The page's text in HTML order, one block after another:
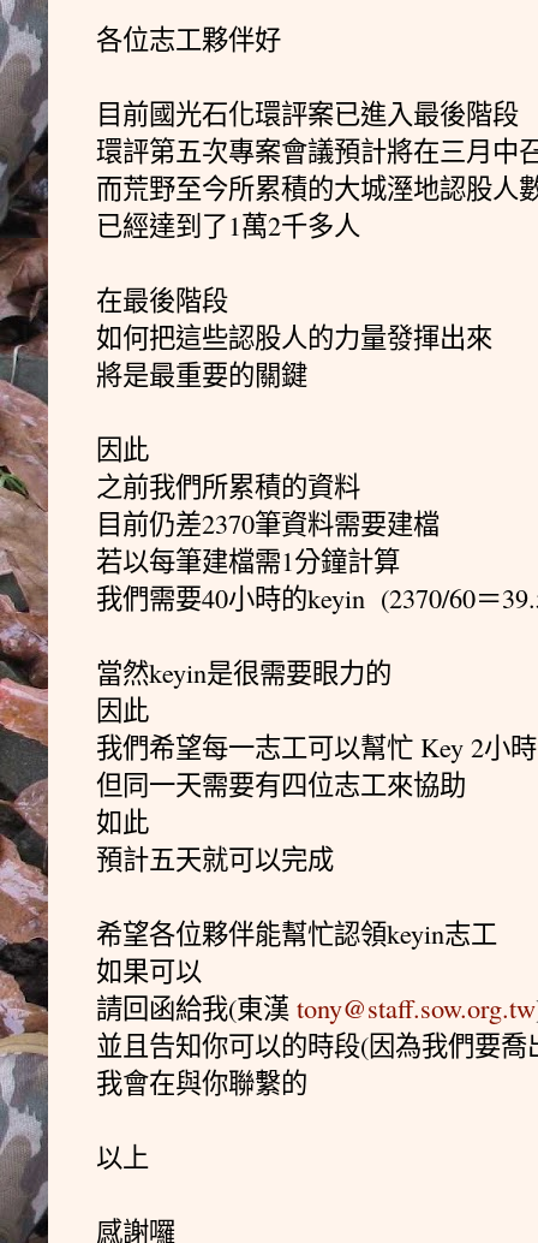
各位志工夥伴好
目前國光石化環評案已進入最後階段
環評第五次專案會議預計將在三月中
而荒野至今所累積的大城溼地認股人
已經達到了1萬2千多人
在最後階段
如何把這些認股人的力量發揮出來
將是最重要的關鍵
因此
之前我們所累積的資料
目前仍差2370筆資料需要建檔
若以每筆建檔需1分鐘計算
我們需要40小時的keyin (2370/60＝
當然keyin是很需要眼力的
因此
我們希望每一志工可以幫忙 Key 2小
但同一天需要有四位志工來協助
如此
預計五天就可以完成
希望各位夥伴能幫忙認領keyin志工
如果可以
請回函給我(東漢 tony@staff.sow.org.tw
並且告知你可以的時段(因為我們要喬
我會在與你聯繫的
以上
感謝囉